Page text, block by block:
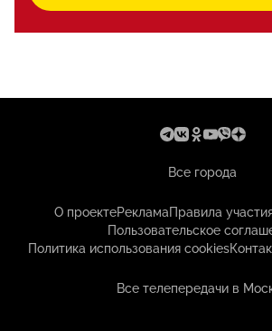
Все города
О проектеРекламаПравила
Пользовательское
Политика использования cookies
Все телепередачи в